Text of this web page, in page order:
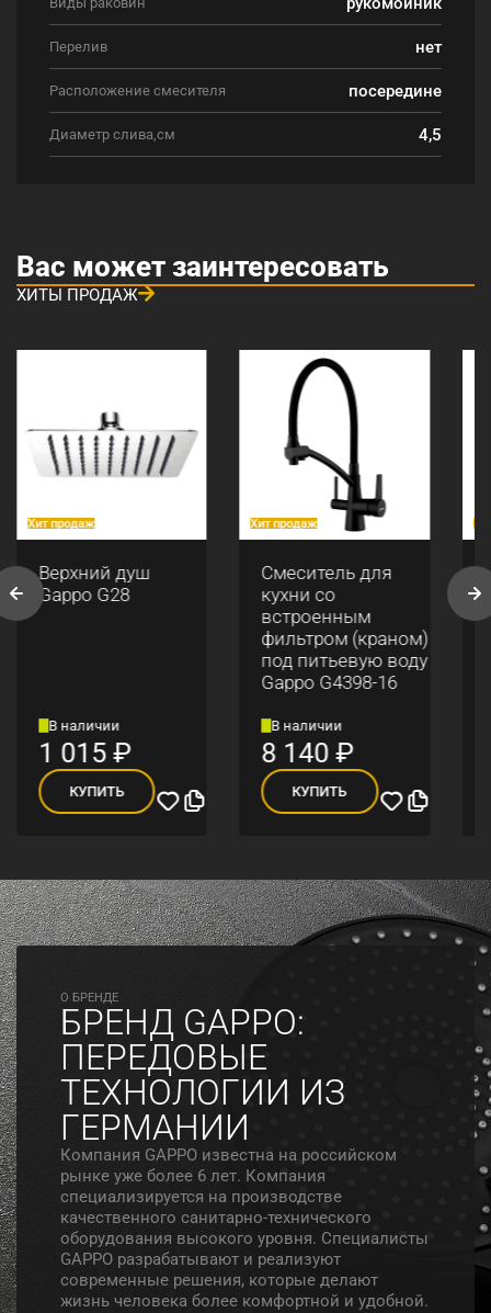
Перелив нет
Расположение смесителя посередине
Диаметр слива,см 4,5
Вас может заинтересовать
ХИТЫ ПРОДАЖ
Хит продаж
Верхний душ
Gappo G28
В наличии
1 015₽
КУПИТЬ
Хит продаж
Смеситель для
кухни со
встроенным
фильтром (краном)
под питьевую воду
Gappo G4398-16
В наличии
8 140₽
КУПИТЬ
O БРЕНДЕ
БРЕНД GAPPO:
ПЕРЕДОВЫЕ
ТЕХНОЛОГИИ ИЗ
ГЕРМАНИИ
Компания GAPPO известна на российском
рынке уже более 6 лет. Компания
специализируется на производстве
качественного санитарно-технического
оборудования высокого уровня. Специалисты
GAPPO разрабатывают и реализуют
современные решения, которые делают
жизнь человека более комфортной и удобной.